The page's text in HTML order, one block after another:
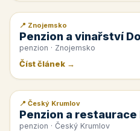
📰 PR článek
📍 Znojemsko
Penzion a vinařství
penzion · Znojemsko
Číst článek →
📰 PR článek
📍 Český Krumlov
Penzion a restaurace
penzion · Český Krumlov